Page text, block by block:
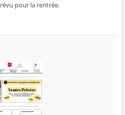
pour la rentrée.